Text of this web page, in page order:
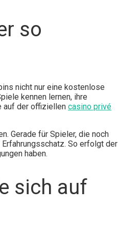
so
nicht nur eine kostenlose
kennen lernen, ihre
auf der offiziellen casino privé
Gerade für Spieler, die noch
So erfolgt der
haben.
sich auf